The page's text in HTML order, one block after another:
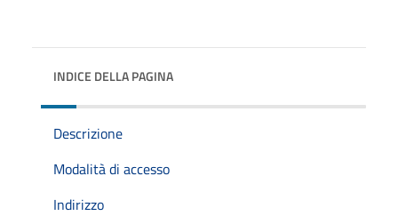
INDICE DELLA PAGINA
Descrizione
Modalità di accesso
Indirizzo